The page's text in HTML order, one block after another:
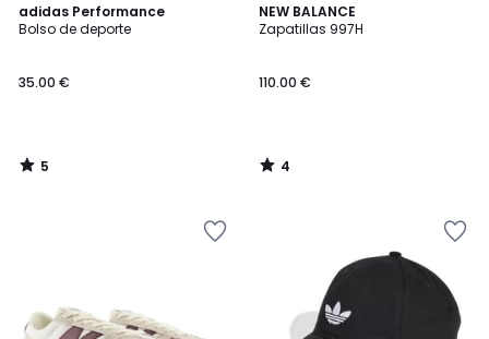
adidas Performance
Bolso de deporte
35.00 €
5
/
5
/
NEW BALANCE
Zapatillas 997H
110.00 €
4
/
4
/